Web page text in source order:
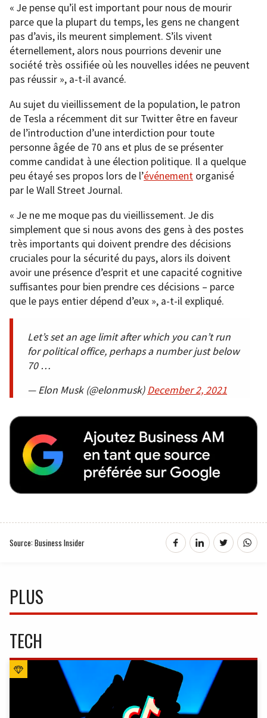
« Je pense qu’il est important pour nous de mourir
parce que la plupart du temps, les gens ne changent
pas d’avis, ils meurent simplement. S’ils vivent
éternellement, alors nous pourrions devenir une
société très ossifiée où les nouvelles idées ne peuvent
pas réussir », a-t-il avancé.
Au sujet du vieillissement de la population, le patron
de Tesla a récemment dit sur Twitter être en faveur
de l’introduction d’une interdiction pour toute
personne âgée de 70 ans et plus de se présenter
comme candidat à une élection politique. Il a quelque
peu étayé ses propos lors de l’événement organisé
par le Wall Street Journal.
« Je ne me moque pas du vieillissement. Je dis
simplement que si nous avons des gens à des postes
très importants qui doivent prendre des décisions
cruciales pour la sécurité du pays, alors ils doivent
avoir une présence d’esprit et une capacité cognitive
suffisantes pour bien prendre ces décisions – parce
que le pays entier dépend d’eux », a-t-il expliqué.
Let’s set an age limit after which you can’t run
for political office, perhaps a number just below
70 …
— Elon Musk (@elonmusk)December 2, 2021
Source: Business Insider
PLUS
TECH